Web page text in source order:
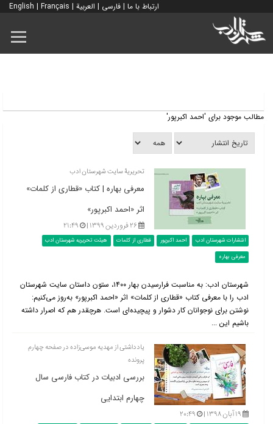
ارتباط با ما | فارسی | العربية |
English | Français
مطالب موجود برای 'احمد اکبرپور'
تحریریۀ سایت شهرستان ادب
معرفی بهاره | کتاب «قطاری از کلمات»
اثر «احمد اکبرپور»
۲۶ فروردین ۱۳۹۹ | ۲۱:۴۹
انتشارات شهرستان ادب احمد اکبرپور قطاری از کلمات
هیئت تحریریه شهرستان ادب
معرفی بهاره
شهرستان ادب: به مناسبت فرارسیدن بهار ۱۴۰۰، ستون داستان سایت شهرستان
ادب را با معرفی کتاب «قطاری از کلمات» اثر «احمد اکبرپور» به‌روز می‌کنیم:
نوشتن برای نوجوانان کار دشوار و پیچیده‌ای است. هرچقدر هم که اصرار داشته
باشیم این ...
یادداشتی از مهدیه موسی‌زاده در صفحه چهارم
پرونده
بررسی ادبیات در کتاب فارسی سال
چهارم ابتدایی
۱۹ آبان ۱۳۹۸ | ۲۰:۴۹